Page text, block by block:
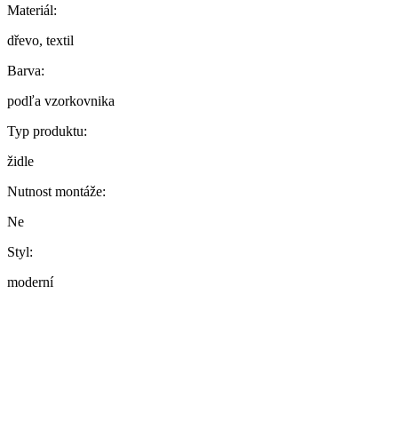
Materiál:
dřevo, textil
Barva:
podľa vzorkovnika
Typ produktu:
židle
Nutnost montáže:
Ne
Styl:
moderní